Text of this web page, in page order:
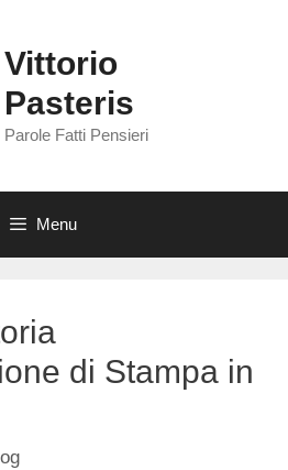
Vittorio
Pasteris
Parole Fatti Pensieri
Menu
di Stampa in